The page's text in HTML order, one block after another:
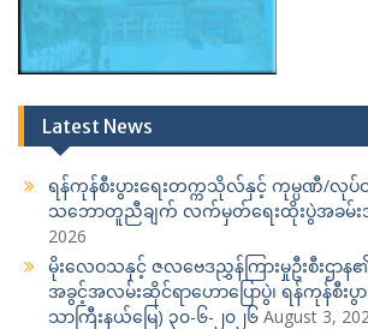
Latest News
ရန်ကုန်စီးပွားရေးတက္ကသိုလ်နှင့် ကုမ္ပဏီ/လုပ်င
သဘောတူညီချက် လက်မှတ်ရေးထိုးပွဲအခမ်းအ
2026
မိုးလေဝသနှင့် ဇလဗေဒညွှန်ကြားမှုဦးစီးဌ
အခွင့်အလမ်းဆိုင်ရာဟောပြောပွဲ၊ ရန်ကုန်စီးပွ
သာကြီးနယ်မြေ) ၃၀-၆-၂၀၂၆ August 3,